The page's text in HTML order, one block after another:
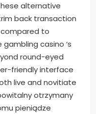
alternative
back transaction
to
casino ‘s
round-eyed
friendly interface
live and novitiate
otrzymany
pieniądze